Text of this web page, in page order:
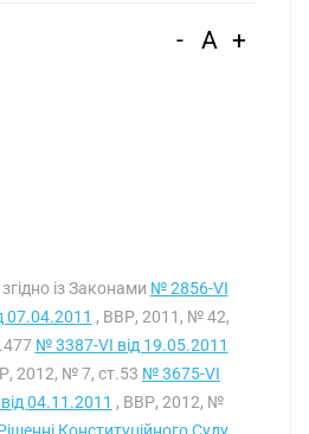
- A +
із Законами № 2856-VI
07.04.2011 , ВВР, 2011, № 42,
№ 3387-VI від 19.05.2011
2012, № 7, ст.53 № 3675-VI
04.11.2011 , ВВР, 2012, №